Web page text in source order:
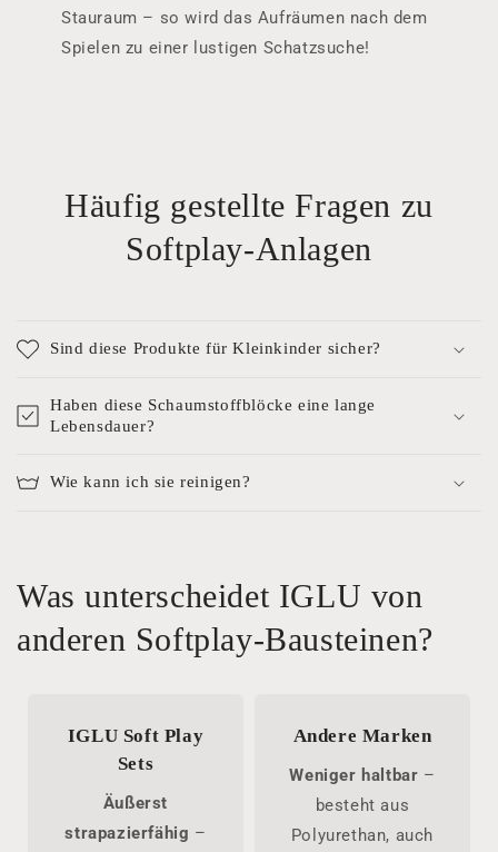
Stauraum – so wird das Aufräumen nach dem
Spielen zu einer lustigen Schatzsuche!
Häufig gestellte Fragen zu
Softplay-Anlagen
Sind diese Produkte für Kleinkinder sicher?
Haben diese Schaumstoffblöcke eine lange
Lebensdauer?
Wie kann ich sie reinigen?
Was unterscheidet IGLU von
anderen Softplay-Bausteinen?
IGLU Soft Play
Sets
Äußerst
strapazierfähig –
Andere Marken
Weniger haltbar –
besteht aus
Polyurethan, auch